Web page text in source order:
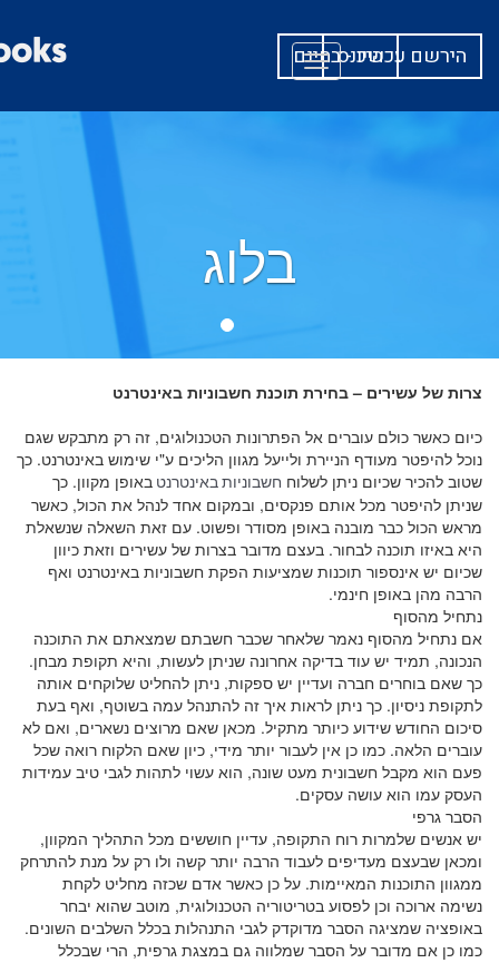
הירשם עכשיו - בחינם
היכנס
Toggle
navigation
בלוג
צרות של עשירים – בחירת תוכנת חשבוניות באינטרנט
כיום כאשר כולם עוברים אל הפתרונות הטכנולוגים, זה רק מתבקש שגם
נוכל להיפטר מעודף הניירת ולייעל מגוון הליכים ע"י שימוש באינטרנט. כך
שטוב להכיר שכיום ניתן לשלוח חשבוניות באינטרנט באופן מקוון. כך
שניתן להיפטר מכל אותם פנקסים, ובמקום אחד לנהל את הכול, כאשר
מראש הכול כבר מובנה באופן מסודר ופשוט. עם זאת השאלה שנשאלת
היא באיזו תוכנה לבחור. בעצם מדובר בצרות של עשירים וזאת כיוון
שכיום יש אינספור תוכנות שמציעות הפקת חשבוניות באינטרנט ואף
הרבה מהן באופן חינמי.
נתחיל מהסוף
אם נתחיל מהסוף נאמר שלאחר שכבר חשבתם שמצאתם את התוכנה
הנכונה, תמיד יש עוד בדיקה אחרונה שניתן לעשות, והיא תקופת מבחן.
כך שאם בוחרים חברה ועדיין יש ספקות, ניתן להחליט שלוקחים אותה
לתקופת ניסיון. כך ניתן לראות איך זה להתנהל עמה בשוטף, ואף בעת
סיכום החודש שידוע כיותר מתקיל. מכאן שאם מרוצים נשארים, ואם לא
עוברים הלאה. כמו כן אין לעבור יותר מידי, כיון שאם הלקוח רואה שכל
פעם הוא מקבל חשבונית מעט שונה, הוא עשוי לתהות לגבי טיב עמידות
העסק עמו הוא עושה עסקים.
הסבר גרפי
יש אנשים שלמרות רוח התקופה, עדיין חוששים מכל התהליך המקוון,
ומכאן שבעצם מעדיפים לעבוד הרבה יותר קשה ולו רק על מנת להתרחק
ממגוון התוכנות המאיימות. על כן כאשר אדם שכזה מחליט לקחת
נשימה ארוכה וכן לפסוע בטריטוריה הטכנולוגית, מוטב שהוא יבחר
באופציה שמציגה הסבר מדוקדק לגבי התנהלות בכלל השלבים השונים.
כמו כן אם מדובר על הסבר שמלווה גם במצגת גרפית, הרי שבכלל